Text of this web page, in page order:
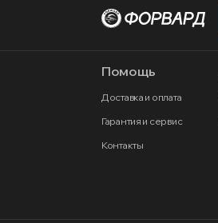
Помощь
Доставка и оплата
Гарантия и сервис
Контакты